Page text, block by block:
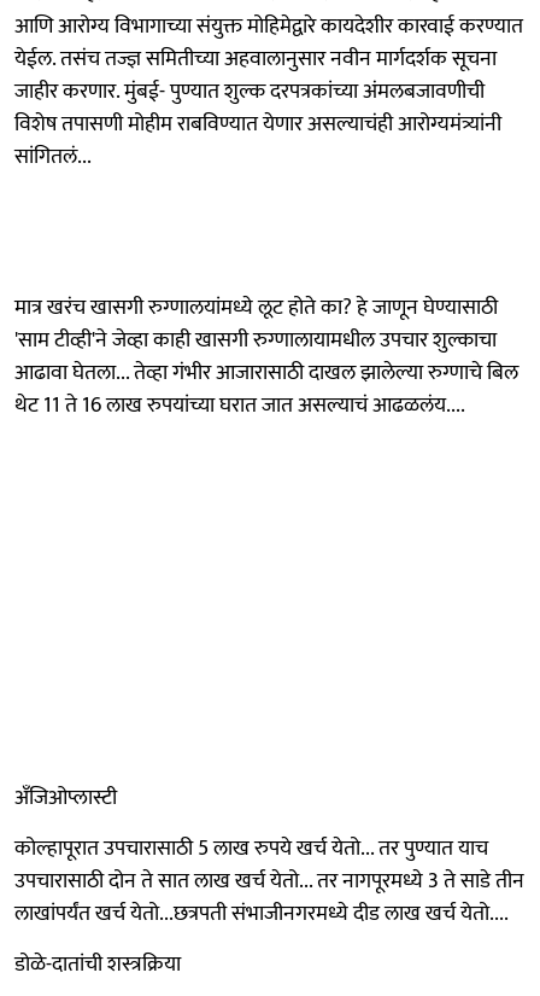
आणि आरोग्य विभागाच्या संयुक्त मोहिमेद्वारे कायदेशीर कारवाई करण्यात
येईल. तसंच तज्ज्ञ समितीच्या अहवालानुसार नवीन मार्गदर्शक सूचना
जाहीर करणार. मुंबई- पुण्यात शुल्क दरपत्रकांच्या अंमलबजावणीची
विशेष तपासणी मोहीम राबविण्यात येणार असल्याचंही आरोग्यमंत्र्यांनी
सांगितलं...
मात्र खरंच खासगी रुग्णालयांमध्ये लूट होते का? हे जाणून घेण्यासाठी
'साम टीव्ही'ने जेव्हा काही खासगी रुग्णालायामधील उपचार शुल्काचा
आढावा घेतला... तेव्हा गंभीर आजारासाठी दाखल झालेल्या रुग्णाचे बिल
थेट 11 ते 16 लाख रुपयांच्या घरात जात असल्याचं आढळलंय....
अँजिओप्लास्टी
कोल्हापूरात उपचारासाठी 5 लाख रुपये खर्च येतो... तर पुण्यात याच
उपचारासाठी दोन ते सात लाख खर्च येतो... तर नागपूरमध्ये 3 ते साडे तीन
लाखांपर्यंत खर्च येतो...छत्रपती संभाजीनगरमध्ये दीड लाख खर्च येतो....
डोळे-दातांची शस्त्रक्रिया